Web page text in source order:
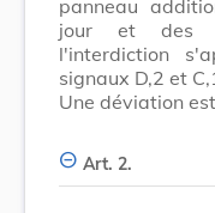
panneau
jour et des
l'interdiction
signaux D,2 et
Une déviation
Art. 2.